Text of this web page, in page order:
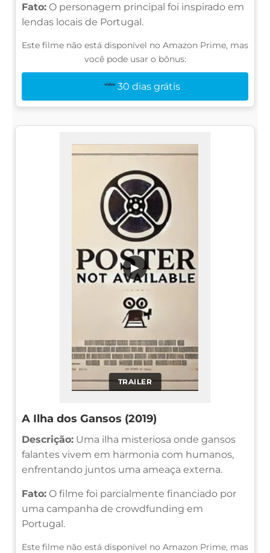
Fato: O personagem principal foi inspirado em
lendas locais de Portugal.
Este filme não está disponível no Amazon Prime, mas
você pode usar o bônus:
30 dias grátis
TRAILER
▶
A Ilha dos Gansos (2019)
Descrição: Uma ilha misteriosa onde gansos
falantes vivem em harmonia com humanos,
enfrentando juntos uma ameaça externa.
Fato: O filme foi parcialmente financiado por
uma campanha de crowdfunding em
Portugal.
Este filme não está disponível no Amazon Prime, mas